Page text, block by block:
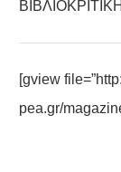
[gview
pea.gr/